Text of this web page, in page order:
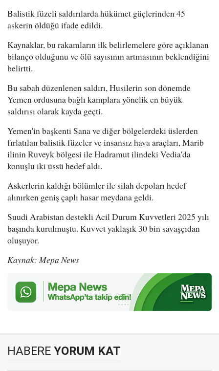
Balistik füzeli saldırılarda hükümet güçlerinden 45
askerin öldüğü ifade edildi.
Kaynaklar, bu rakamların ilk belirlemelere göre açıklanan
bilanço olduğunu ve ölü sayısının artmasının beklendiğini
belirtti.
Bu sabah düzenlenen saldırı, Husilerin son dönemde
Yemen ordusuna bağlı kamplara yönelik en büyük
saldırısı olarak kayda geçti.
Yemen'in başkenti Sana ve diğer bölgelerdeki üslerden
fırlatılan balistik füzeler ve insansız hava araçları, Marib
ilinin Ruveyk bölgesi ile Hadramut ilindeki Vedia'da
konuşlu iki üssü hedef aldı.
Askerlerin kaldığı bölümler ile silah depoları hedef
alınırken geniş çaplı hasar meydana geldi.
Suudi Arabistan destekli Acil Durum Kuvvetleri 2025 yılı
başında kurulmuştu. Kuvvet yaklaşık 30 bin savaşçıdan
oluşuyor.
Kaynak: Mepa News
HABERE YORUM KAT